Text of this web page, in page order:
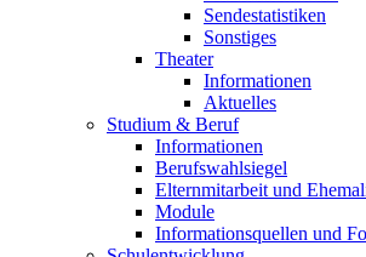
Sendestatistiken
Sonstiges
Theater
Informationen
Aktuelles
Studium & Beruf
Informationen
Berufswahlsiegel
Elternmitarbeit und
Module
Informationsquellen und